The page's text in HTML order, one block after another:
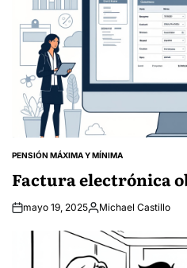
POSTED
PENSIÓN MÁXIMA Y MÍNIMA
Factura electrónica
mayo 19, 2025Posted
Michael Castillo